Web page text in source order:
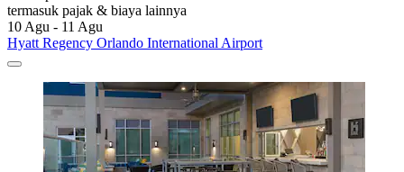
termasuk pajak & biaya lainnya
10 Agu - 11 Agu
Hyatt Regency Orlando International Airport